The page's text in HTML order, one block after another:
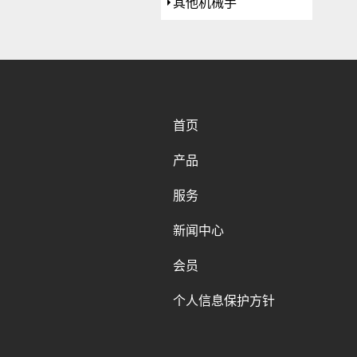
首页
产品
服务
新闻中心
会员
个人信息保护方针